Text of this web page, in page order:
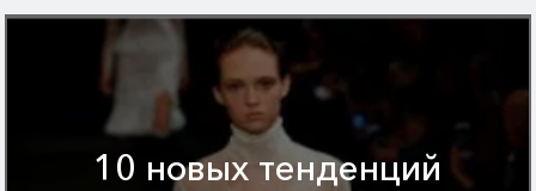
10 новых тенденций